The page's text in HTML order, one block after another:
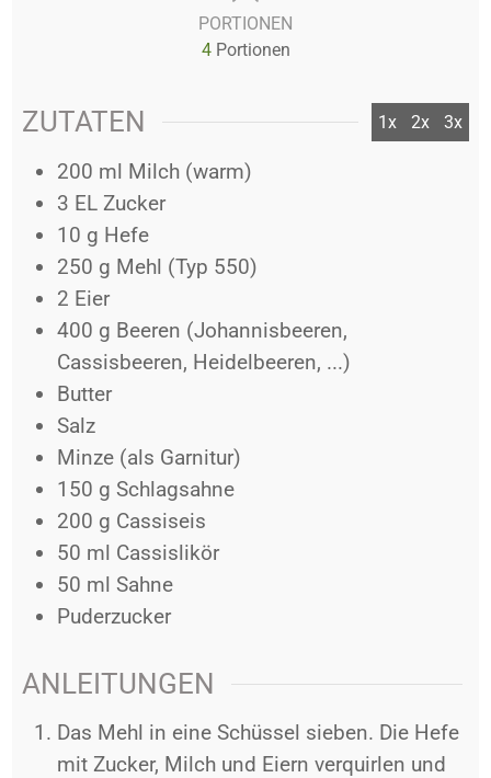
PORTIONEN
4 Portionen
ZUTATEN 1x 2x 3x
200 ml Milch (warm)
3 EL Zucker
10 g Hefe
250 g Mehl (Typ 550)
2 Eier
400 g Beeren (Johannisbeeren,
Cassisbeeren, Heidelbeeren, ...)
Butter
Salz
Minze (als Garnitur)
150 g Schlagsahne
200 g Cassiseis
50 ml Cassislikör
50 ml Sahne
Puderzucker
ANLEITUNGEN
Das Mehl in eine Schüssel sieben. Die Hefe
mit Zucker, Milch und Eiern verquirlen und